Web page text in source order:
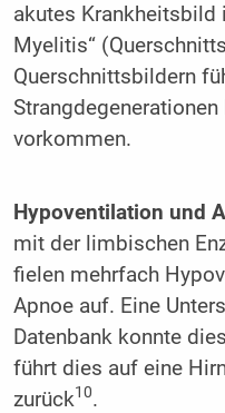
akutes Krankheitsbild
Myelitis“
Querschnittsbildern
vorkommen.
Hypoventilation und
mit der limbischen
fielen mehrfach
Apnoe auf. Eine
Datenbank konnte
führt dies auf eine
zurück10.